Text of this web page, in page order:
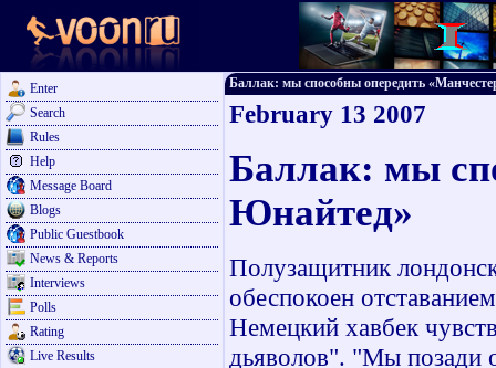
Enter
Search
Rules
Help
Message Board
Blogs
Public Guestbook
News & Reports
Interviews
Polls
Rating
Live Results
Баллак: мы способны опередить
February 13 2007
Баллак: мы
Юнайтед»
Полузащитник
обеспокоен
Немецкий хавбек
дьяволов". "Мы позади